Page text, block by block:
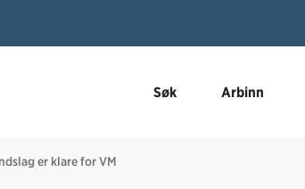
Søk Arbinn
er klare for VM